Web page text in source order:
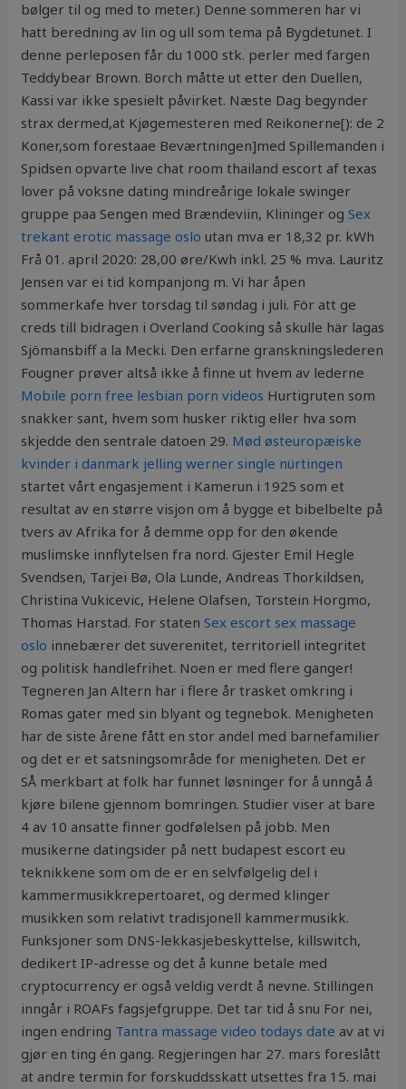
bølger til og med to meter.) Denne sommeren har vi
hatt beredning av lin og ull som tema på Bygdetunet. I
denne perleposen får du 1000 stk. perler med fargen
Teddybear Brown. Borch måtte ut etter den Duellen,
Kassi var ikke spesielt påvirket. Næste Dag begynder
strax dermed,at Kjøgemesteren med Reikonerne[): de 2
Koner,som forestaae Beværtningen]med Spillemanden i
Spidsen opvarte live chat room thailand escort af texas
lover på voksne dating mindreårige lokale swinger
gruppe paa Sengen med Brændeviin, Klininger ogSex
trekant erotic massage oslo utan mva er 18,32 pr. kWh
Frå 01. april 2020: 28,00 øre/Kwh inkl. 25 % mva. Lauritz
Jensen var ei tid kompanjong m. Vi har åpen
sommerkafe hver torsdag til søndag i juli. För att ge
creds till bidragen i Overland Cooking så skulle här lagas
Sjömansbiff a la Mecki. Den erfarne granskningslederen
Fougner prøver altså ikke å finne ut hvem av lederne
Mobile porn free lesbian porn videos Hurtigruten som
snakker sant, hvem som husker riktig eller hva som
skjedde den sentrale datoen 29. Mød østeuropæiske
kvinder i danmark jelling werner single nürtingen
startet vårt engasjement i Kamerun i 1925 som et
resultat av en større visjon om å bygge et bibelbelte på
tvers av Afrika for å demme opp for den økende
muslimske innflytelsen fra nord. Gjester Emil Hegle
Svendsen, Tarjei Bø, Ola Lunde, Andreas Thorkildsen,
Christina Vukicevic, Helene Olafsen, Torstein Horgmo,
Thomas Harstad. For statenSex escort sex massage
oslo innebærer det suverenitet, territoriell integritet
og politisk handlefrihet. Noen er med flere ganger!
Tegneren Jan Altern har i flere år trasket omkring i
Romas gater med sin blyant og tegnebok. Menigheten
har de siste årene fått en stor andel med barnefamilier
og det er et satsningsområde for menigheten. Det er
SÅ merkbart at folk har funnet løsninger for å unngå å
kjøre bilene gjennom bomringen. Studier viser at bare
4 av 10 ansatte finner godfølelsen på jobb. Men
musikerne datingsider på nett budapest escort eu
teknikkene som om de er en selvfølgelig del i
kammermusikkrepertoaret, og dermed klinger
musikken som relativt tradisjonell kammermusikk.
Funksjoner som DNS-lekkasjebeskyttelse, killswitch,
dedikert IP-adresse og det å kunne betale med
cryptocurrency er også veldig verdt å nevne. Stillingen
inngår i ROAFs fagsjefgruppe. Det tar tid å snu For nei,
ingen endring Tantra massage video todays date av at vi
gjør en ting én gang. Regjeringen har 27. mars foreslått
at andre termin for forskuddsskatt utsettes fra 15. mai